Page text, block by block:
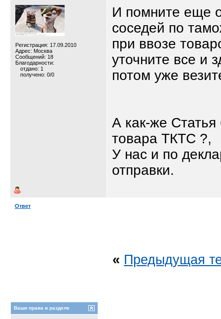
Регистрация: 17.09.2010
Адрес: Москва
Сообщений: 18
Благодарности:
отдано: 1
получено: 0/0
И помните еще
соседей по
при ввозе
уточните все и
потом уже
А как-же
товара ТКТС ?,
У нас и по
отправки.
Ответ
« Предыдущая
Ваши права в разделе